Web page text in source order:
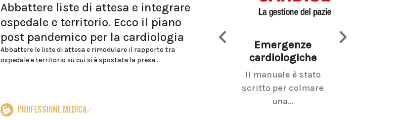
Abbattere liste di attesa e integrare
ospedale e territorio. Ecco il piano
post pandemico per la cardiologia
Abbattere le liste di attesa e rimodulare il rapporto tra
ospedale e territorio su cui si è spostata la presa...
PROFESSIONE MEDICA
Emergenze
cardiologiche
Il manuale è stato
scritto per colmare
una...